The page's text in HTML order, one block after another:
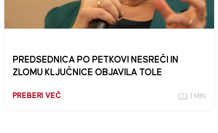
PREDSEDNICA PO PETKOVI NESREČI IN
ZLOMU KLJUČNICE OBJAVILA TOLE
PREBERI VEČ 1 MIN